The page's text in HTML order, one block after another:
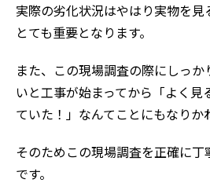
実際の劣化状況はやはり実物を見
とても重要となります。
また、この現場調査の際にしっか
いと工事が始まってから「よく見
ていた！」なんてことにもなりか
そのためこの現場調査を正確に丁
です。